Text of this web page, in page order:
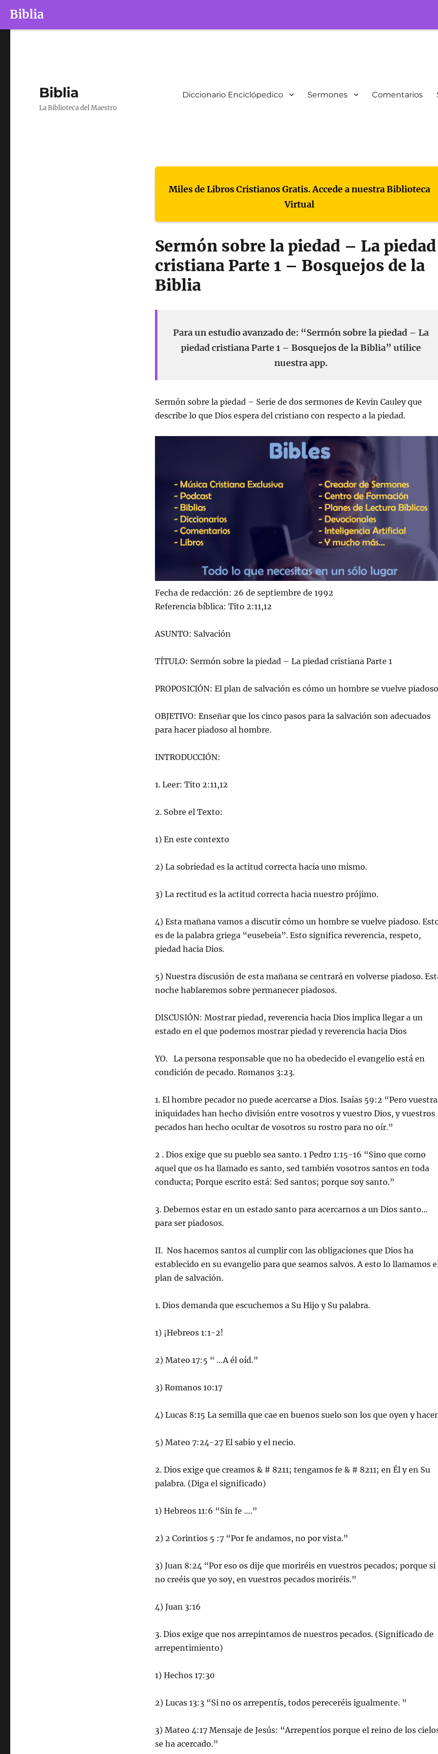
Biblia
Biblia
La Biblioteca del Maestro
Diccionario Enciclópedico Sermones Comentarios
Miles de Libros Cristianos Gratis. Accede a nuestra Biblioteca
Virtual
Sermón sobre la piedad – La piedad
cristiana Parte 1 – Bosquejos de la
Biblia
Para un estudio avanzado de: “Sermón sobre la piedad – La
piedad cristiana Parte 1 – Bosquejos de la Biblia” utilice
nuestra app.
Sermón sobre la piedad – Serie de dos sermones de Kevin Cauley que
describe lo que Dios espera del cristiano con respecto a la piedad.
Fecha de redacción: 26 de septiembre de 1992
Referencia bíblica: Tito 2:11,12
ASUNTO: Salvación
TÍTULO: Sermón sobre la piedad – La piedad cristiana Parte 1
PROPOSICIÓN: El plan de salvación es cómo un hombre se vuelve
OBJETIVO: Enseñar que los cinco pasos para la salvación son adecuados
para hacer piadoso al hombre.
INTRODUCCIÓN:
1. Leer: Tito 2:11,12
2. Sobre el Texto:
1) En este contexto
2) La sobriedad es la actitud correcta hacia uno mismo.
3) La rectitud es la actitud correcta hacia nuestro prójimo.
4) Esta mañana vamos a discutir cómo un hombre se vuelve piadoso.
es de la palabra griega “eusebeia”. Esto significa reverencia, respeto,
piedad hacia Dios.
5) Nuestra discusión de esta mañana se centrará en volverse piadoso.
noche hablaremos sobre permanecer piadosos.
DISCUSIÓN: Mostrar piedad, reverencia hacia Dios implica llegar a un
estado en el que podemos mostrar piedad y reverencia hacia Dios
YO. La persona responsable que no ha obedecido el evangelio está en
condición de pecado. Romanos 3:23.
1. El hombre pecador no puede acercarse a Dios. Isaías 59:2 “Pero
iniquidades han hecho división entre vosotros y vuestro Dios, y vuestros
pecados han hecho ocultar de vosotros su rostro para no oír.”
2 . Dios exige que su pueblo sea santo. 1 Pedro 1:15-16 “Sino que como
aquel que os ha llamado es santo, sed también vosotros santos en toda
conducta; Porque escrito está: Sed santos; porque soy santo.”
3. Debemos estar en un estado santo para acercarnos a un Dios santo…
para ser piadosos.
II. Nos hacemos santos al cumplir con las obligaciones que Dios ha
establecido en su evangelio para que seamos salvos. A esto lo llamamos
plan de salvación.
1. Dios demanda que escuchemos a Su Hijo y Su palabra.
1) ¡Hebreos 1:1-2!
2) Mateo 17:5 “ …A él oíd.”
3) Romanos 10:17
4) Lucas 8:15 La semilla que cae en buenos suelo son los que oyen y
5) Mateo 7:24-27 El sabio y el necio.
2. Dios exige que creamos & # 8211; tengamos fe & # 8211; en Él y en Su
palabra. (Diga el significado)
1) Hebreos 11:6 “Sin fe ….”
2) 2 Corintios 5 :7 “Por fe andamos, no por vista.”
3) Juan 8:24 “Por eso os dije que moriréis en vuestros pecados; porque si
no creéis que yo soy, en vuestros pecados moriréis.”
4) Juan 3:16
3. Dios exige que nos arrepintamos de nuestros pecados. (Significado de
arrepentimiento)
1) Hechos 17:30
2) Lucas 13:3 “Si no os arrepentís, todos pereceréis igualmente. ”
3) Mateo 4:17 Mensaje de Jesús: “Arrepentíos porque el reino de los
se ha acercado.”